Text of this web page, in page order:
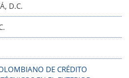
D.C.
DE CRÉDITO